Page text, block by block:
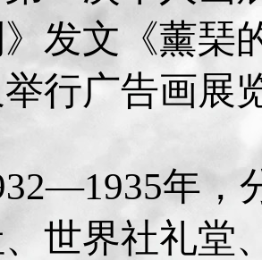
发文《薰琹
举行广告画展
年，
世界社礼堂